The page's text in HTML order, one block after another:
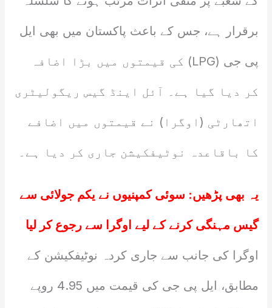
برقرار ہے، جس کے باعث پاکستان میں بھی ایل
پی جی (LPG) کی قیمتوں میں بڑا اضافہ
کر دیا گیا ہے۔ آئل اینڈ گیس ریگولیٹری
اتھارٹی (اوگرا) نے قیمتوں میں اضافے
کا باقاعدہ نوٹیفکیشن جاری کر دیا ہے۔
یہ بھی پڑھیں: سوئی کمپنیوں نے یکم جولائی سے
گیس مہنگی کرنے کے لیے اوگرا سے رجوع کر لیا
اوگرا کی جانب سے جاری کردہ نوٹیفکیشن کے
مطابق، ایل پی جی کی قیمت میں 4.95 روپے